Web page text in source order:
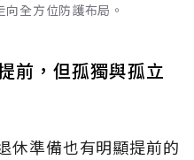
全方位防護布局。
前，但孤獨與孤立
休準備也有明顯提前的